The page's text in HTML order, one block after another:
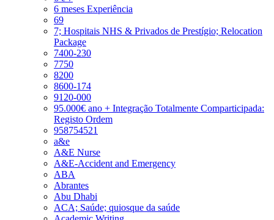
6 meses Experiência
69
7; Hospitais NHS & Privados de Prestígio; Relocation
Package
7400-230
7750
8200
8600-174
9120-000
95.000€ ano + Integração Totalmente Comparticipada:
Registo Ordem
958754521
a&e
A&E Nurse
A&E-Accident and Emergency
ABA
Abrantes
Abu Dhabi
ACA; Saúde; quiosque da saúde